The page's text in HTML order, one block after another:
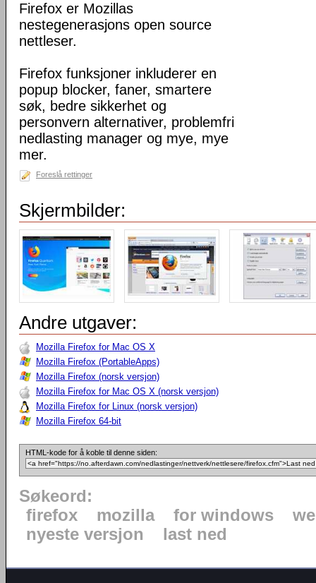
Firefox er Mozillas
nestegenerasjons open source
nettleser.
Firefox funksjoner inkluderer en
popup blocker, faner, smartere
søk, bedre sikkerhet og
personvern alternativer, problemfri
nedlasting manager og mye, mye
mer.
Foreslå rettinger
Skjermbilder:
Andre utgaver:
Mozilla Firefox for Mac OS X
Mozilla Firefox (PortableApps)
Mozilla Firefox (norsk versjon)
Mozilla Firefox for Mac OS X (norsk versjon)
Mozilla Firefox for Linux (norsk versjon)
Mozilla Firefox 64-bit
HTML-kode for å koble til denne siden:
Søkeord:
firefox
mozilla for windows
nyeste versjon
last ned